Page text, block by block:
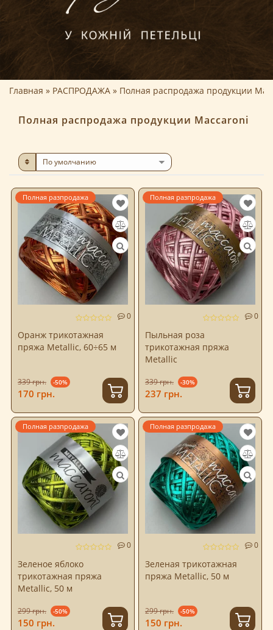
Главная РАСПРОДАЖА Полная распродажа продукции
Полная распродажа продукции Maccaroni
0
Оранж трикотажная
пряжа Metallic, 60÷65 м
Полная разпродажа
339 грн. -50%
170 грн.
0
Пыльная роза
трикотажная пряжа
Metallic
Полная разпродажа
339 грн. -30%
237 грн.
0
Зеленое яблоко
трикотажная пряжа
Metallic, 50 м
Полная разпродажа
299 грн. -50%
150 грн.
0
Зеленая трикотажная
пряжа Metallic, 50 м
Полная разпродажа
299 грн. -50%
150 грн.